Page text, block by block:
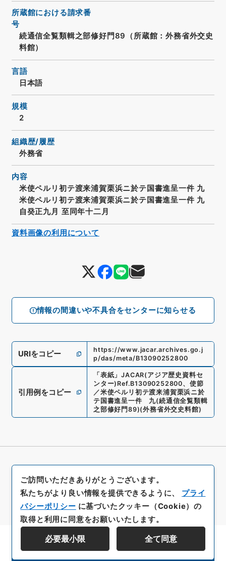
情報の間違いや不具合をセンターに知らせる
所蔵館における請求番
号
続通信全覧類輯之部修好門89（所蔵館：外務省外交史
料館）
言語
日本語
規模
2
組織歴/履歴
外務省
内容
米使ペルリ初テ渡来浦賀栗浜ニ於テ国書進呈一件 九
米使ペルリ初テ渡来浦賀栗浜ニ於テ国書進呈一件 九
自癸正九月 至同年十二月
URIをコピー
https://www.jacar.archives.go.j
p/das/meta/B13090252800
引用例をコピー
「 表紙 」JACAR(アジア歴史資料セ
ンター) Ref.B13090252800、 使節
／米使ペルリ初テ渡来浦賀栗浜ニ於
テ国書進呈一件 九(続通信全覧類輯
之部修好門89)(外務省外交史料館)
資料画像の利用について
資料群階層を表示する
ご訪問いただきありがとうございます。
私たちがより良い情報を提供できるように、 プライ
バシーポリシー に基づいたクッキー（Cookie）の
取得と利用に同意をお願いいたします。
必要最小限 全て同意